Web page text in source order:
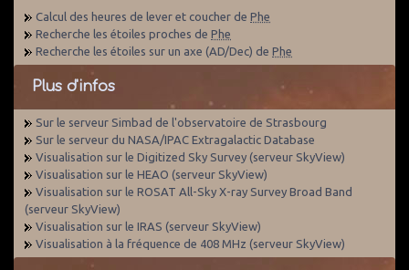
Calcul des heures de lever et coucher de Phe
Recherche les étoiles proches de Phe
Recherche les étoiles sur un axe (AD/Dec) de Phe
Plus d'infos
Sur le serveur Simbad de l'observatoire de Strasbourg
Sur le serveur du NASA/IPAC Extragalactic Database
Visualisation sur le Digitized Sky Survey (serveur SkyView)
Visualisation sur le HEAO (serveur SkyView)
Visualisation sur le ROSAT All-Sky X-ray Survey Broad Band
(serveur SkyView)
Visualisation sur le IRAS (serveur SkyView)
Visualisation à la fréquence de 408 MHz (serveur SkyView)